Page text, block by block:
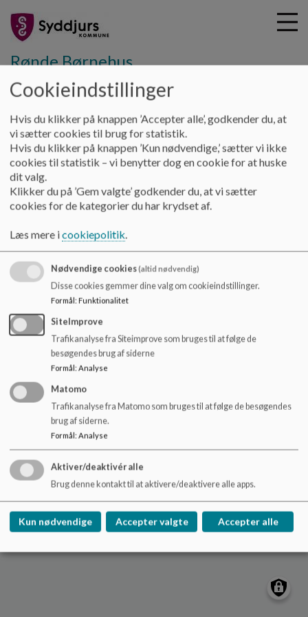
i
Rønde Børnehus
Fælles Kommunal Syddjurs Sprogkanon
Syddjurs Sprogkanon
syddjurs sprogkanon.indd
Rønde Børnehus
8410 Rønde
Sitemap
Cookie politik
Cookieindstillinger
Hvis du klikker på knappen ’Accepter alle’, godkender du, at
vi sætter cookies til brug for statistik.
Hvis du klikker på knappen ’Kun nødvendige,’ sætter vi ikke
cookies til statistik – vi benytter dog en cookie for at huske
dit valg.
Klikker du på ’Gem valgte’ godkender du, at vi sætter
cookies for de kategorier du har krydset af.
Læs mere icookiepolitik.
Nødvendige cookies(altid nødvendig)
Disse cookies gemmer dine valg om cookieindstillinger.
Formål: Funktionalitet
SiteImprove
Trafikanalyse fra Siteimprove som bruges til at følge de
besøgendes brug af siderne
Formål: Analyse
Matomo
Trafikanalyse fra Matomo som bruges til at følge de besøgendes
brug af siderne.
Formål: Analyse
Aktiver/deaktivér alle
Brug denne kontakt til at aktivere/deaktivere alle apps.
Kun nødvendige Accepter valgte Accepter alle